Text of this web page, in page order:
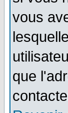
vous
que